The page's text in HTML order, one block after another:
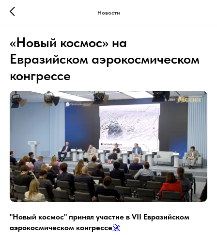
Новости
«Новый космос» на
Евразийском аэрокосмическом
конгрессе
"Новый космос" принял участие в VII Евразийском
аэрокосмическом конгрессе🚀